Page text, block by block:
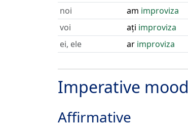
noi
am improviza
voi
ați improviza
ei, ele
ar improviza
Imperative mood
Affirmative